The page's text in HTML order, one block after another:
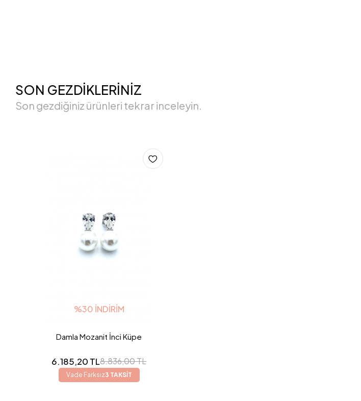
SON GEZDİKLERİNİZ
Son gezdiğiniz ürünleri tekrar inceleyin.
%30 İNDIRIM
Damla Mozanit İnci Küpe
6.185,20 TL8.836,00 TL
Vade Farksız3 TAKSİT